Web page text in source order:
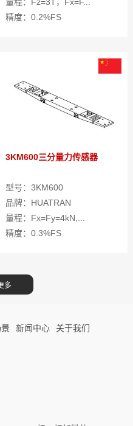
精度：0.2%FS
3KM600三分量力传感器
型号：3KM600
品牌：HUATRAN
量程：Fx=Fy=4kN,...
精度：0.3%FS
新闻中心 关于我们